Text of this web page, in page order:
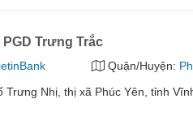
Trưng Trắc
Quận/Huyện:
Trưng Nhị, thị xã Phúc Yên, tỉnh